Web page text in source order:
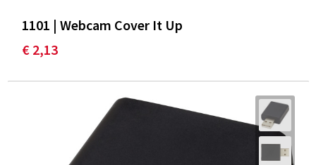
1101 | Webcam Cover It Up
€ 2,13